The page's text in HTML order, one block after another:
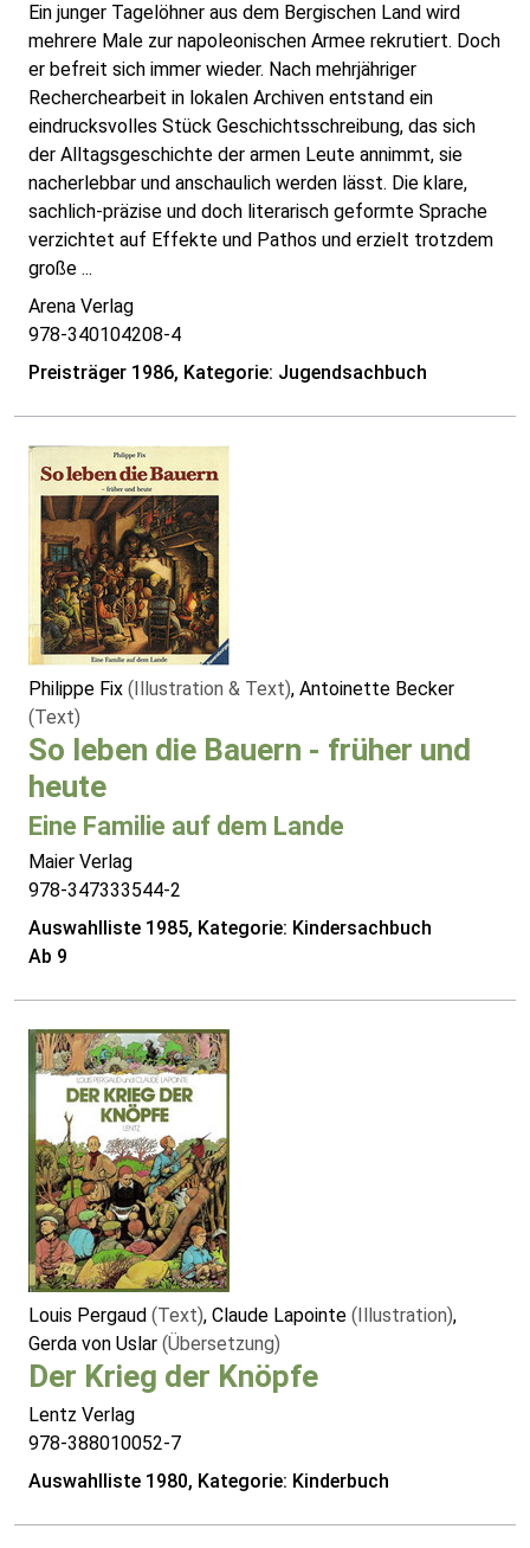
Ein junger Tagelöhner aus dem Bergischen Land wird
mehrere Male zur napoleonischen Armee rekrutiert. Doch
er befreit sich immer wieder. Nach mehrjähriger
Recherchearbeit in lokalen Archiven entstand ein
eindrucksvolles Stück Geschichtsschreibung, das sich
der Alltagsgeschichte der armen Leute annimmt, sie
nacherlebbar und anschaulich werden lässt. Die klare,
sachlich-präzise und doch literarisch geformte Sprache
verzichtet auf Effekte und Pathos und erzielt trotzdem
große ...
Arena Verlag
978-340104208-4
Preisträger 1986, Kategorie: Jugendsachbuch
Philippe Fix (Illustration & Text), Antoinette Becker
(Text)
So leben die Bauern - früher und
heute
Eine Familie auf dem Lande
Maier Verlag
978-347333544-2
Auswahlliste 1985, Kategorie: Kindersachbuch
Ab 9
Louis Pergaud (Text), Claude Lapointe (Illustration),
Gerda von Uslar (Übersetzung)
Der Krieg der Knöpfe
Lentz Verlag
978-388010052-7
Auswahlliste 1980, Kategorie: Kinderbuch